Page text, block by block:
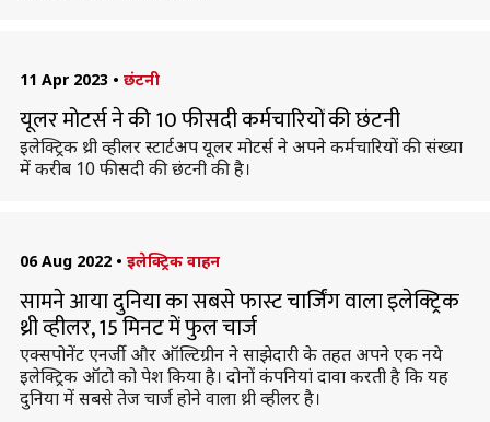
11 Apr 2023 • छंटनी
यूलर मोटर्स ने की 10 फीसदी कर्मचारियों की छंटनी
इलेक्ट्रिक थ्री व्हीलर स्टार्टअप यूलर मोटर्स ने अपने कर्मचारियों की संख्या
में करीब 10 फीसदी की छंटनी की है।
06 Aug 2022 • इलेक्ट्रिक वाहन
सामने आया दुनिया का सबसे फास्ट चार्जिंग वाला इलेक्ट्रिक
थ्री व्हीलर, 15 मिनट में फुल चार्ज
एक्सपोनेंट एनर्जी और ऑल्टिग्रीन ने साझेदारी के तहत अपने एक नये
इलेक्ट्रिक ऑटो को पेश किया है। दोनों कंपनियां दावा करती है कि यह
दुनिया में सबसे तेज चार्ज होने वाला थ्री व्हीलर है।